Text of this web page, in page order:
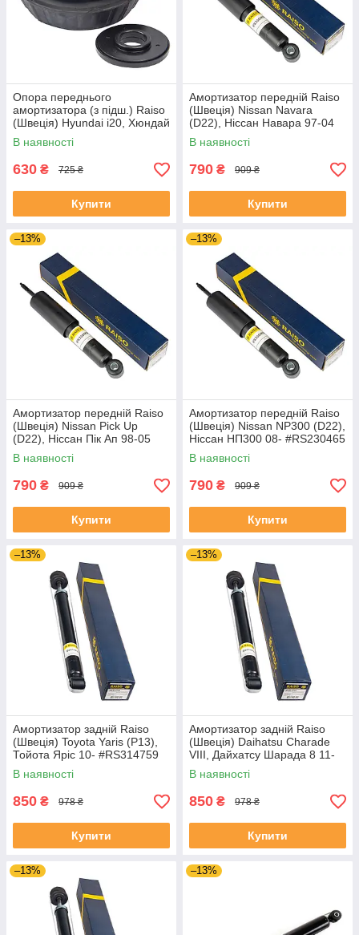
Опора переднього
амортизатора (з підш.) Raiso
(Швеція) Hyundai i20, Хюндай
ай20 08- #RC05818
UAQEDZI4
В наявності
630 ₴ 725 ₴
Купити
Амортизатор передній Raiso
(Швеція) Nissan Navara
(D22), Ніссан Навара 97-04
#RS230465 UAUHAIT4
В наявності
790 ₴ 909 ₴
Купити
–13%
Амортизатор передній Raiso
(Швеція) Nissan Pick Up
(D22), Ніссан Пік Ап 98-05
#RS230465 UAUJIRY4
В наявності
790 ₴ 909 ₴
Купити
–13%
Амортизатор передній Raiso
(Швеція) Nissan NP300 (D22),
Ніссан НП300 08- #RS230465
UAMTDVY4
В наявності
790 ₴ 909 ₴
Купити
–13%
Амортизатор задній Raiso
(Швеція) Toyota Yaris (P13),
Тойота Яріс 10- #RS314759
UANWOQS4
В наявності
850 ₴ 978 ₴
Купити
–13%
Амортизатор задній Raiso
(Швеція) Daihatsu Charade
VIII, Дайхатсу Шарада 8 11-
#RS314759 UAAAAFU4
В наявності
850 ₴ 978 ₴
Купити
–13% –13%